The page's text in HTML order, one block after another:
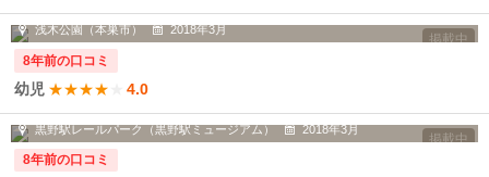
掲載中
桜の季節に行きました。桜の木の下で...
浅木公園（本巣市） 2018年3月
8年前の口コミ
幼児 ★★★★ 4.0
掲載中
以前、駅だった場所にできた公園です。
黒野駅レールパーク（黒野駅ミュージアム） 2018年3月
8年前の口コミ